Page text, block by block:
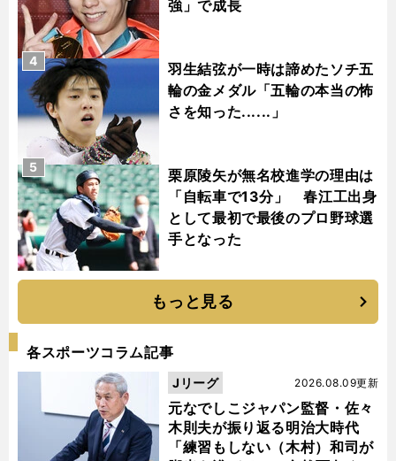
強」で成長
羽生結弦が一時は諦めたソチ五
輪の金メダル「五輪の本当の怖
さを知った......」
4
栗原陵矢が無名校進学の理由は
「自転車で13分」 春江工出身
として最初で最後のプロ野球選
手となった
5
もっと見る
各スポーツコラム記事
元なでしこジャパン監督・佐々
木則夫が振り返る明治大時代
「練習もしない（木村）和司が
2026.08.09更新
Jリーグ